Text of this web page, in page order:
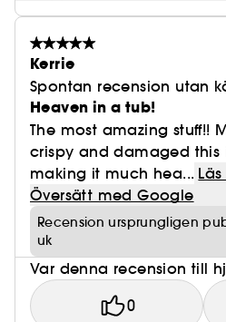
Kerrie
Spontan recension utan
Heaven in a tub!
The most amazing stuff!!
crispy and damaged this
making it much hea...
Översätt med Google
Recension ursprungligen
uk
Var denna recension till
0